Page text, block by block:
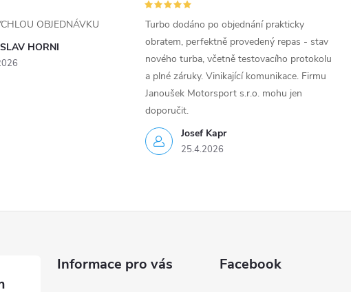
HORNI
OBJEDNÁVKU
Josef Kapr
25.4.2026
Turbo dodáno po objednání prakticky
obratem, perfektně provedený repas - stav
nového turba, včetně testovacího protokolu
a plné záruky. Vinikající komunikace. Firmu
Janoušek Motorsport s.r.o. mohu jen
doporučit.
Informace pro vás Facebook